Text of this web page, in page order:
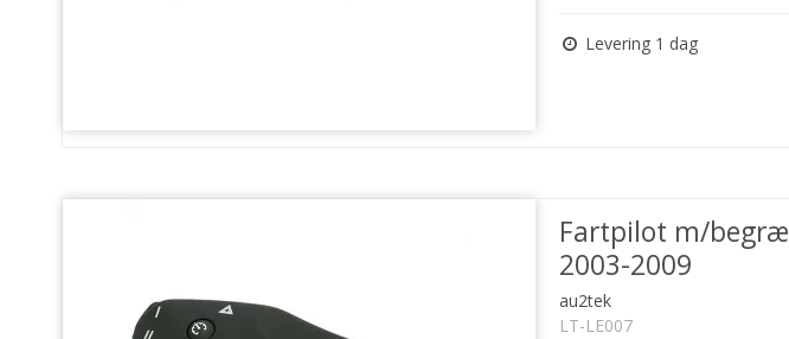
Levering 1 dag
Fartpilot m/
2003-2009
au2tek
LT-LE007